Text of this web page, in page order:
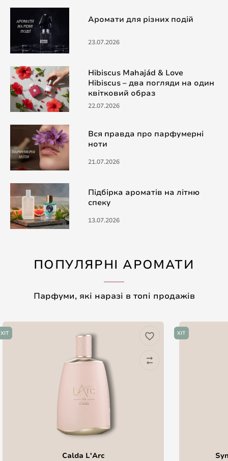
Аромати для різних подій
23.07.2026
Hibiscus Mahajád & Love
Hibiscus – два погляди на один
квітковий образ
22.07.2026
Вся правда про парфумерні
ноти
21.07.2026
Підбірка ароматів на літню
спеку
13.07.2026
ПОПУЛЯРНІ АРОМАТИ
Парфуми, які наразі в топі продажів
ХІТ
Calda L'Arc
ХІТ